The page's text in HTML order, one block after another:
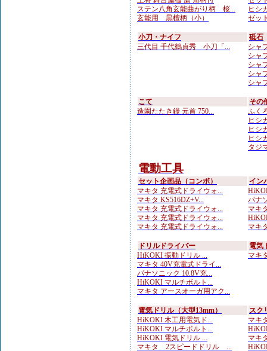
ステン八角玄能曲がり柄 桜...
玄能用 黒檀柄（小）
ヒシ
ゼッ
小刀・ナイフ
三代目 千代鶴貞秀 小刀「...
砥石
シャ
シャ
シャ
シャ
シャ
こて
造園たたき鏝 元首 750...
その
ふく
ヒシ
ヒシ
ヒシ
タジ
電動工具
セット企画品（コンボ）
マキタ 充電式ドライウォ...
マキタ KS516DZ+V...
マキタ 充電式ドライウォ...
マキタ 充電式ドライウォ...
マキタ 充電式ドライウォ...
イン
パナ
マキ
マキ
ドリルドライバー
HiKOKI 振動ドリル ...
マキタ 40V充電式ドライ...
パナソニック 10.8V充...
HiKOKI マルチボルト...
マキタ アースオーガ用アク...
電気
マキ
電気ドリル（大型13mm）
HiKOKI 木工用電気ド...
HiKOKI マルチボルト...
HiKOKI 電気ドリル ...
マキタ 2スピードドリル ...
スク
マキ
マキ